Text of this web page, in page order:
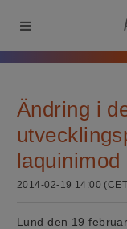
Ändring i
laquinimod
2014-02-19 14:00
Lund den 19